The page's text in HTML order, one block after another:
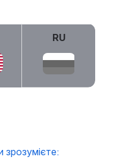
RU
зрозумієте: